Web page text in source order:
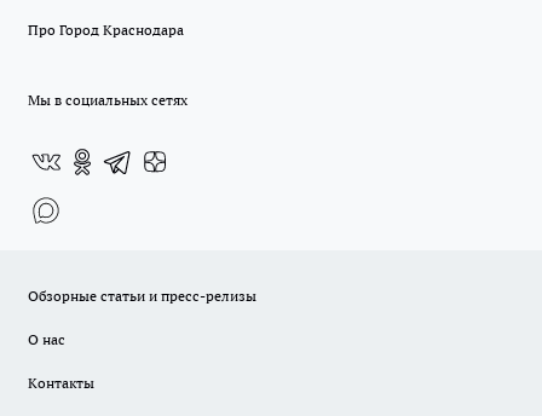
Про Город Краснодара
Мы в социальных сетях
Обзорные статьи и пресс-релизы
О нас
Контакты